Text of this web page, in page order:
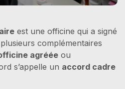
est une officine qui a signé
complémentaires
agréée ou
s’appelle un accord cadre